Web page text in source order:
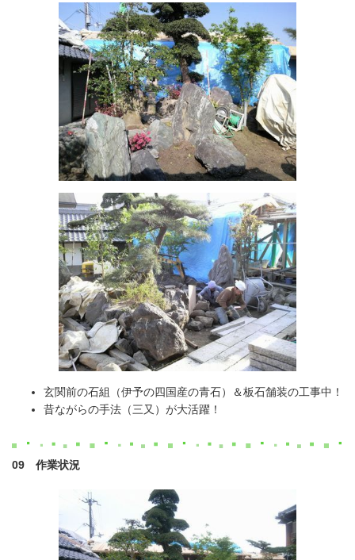
玄関前の石組（伊予の四国産の青石）＆板石舗装の工事中！
昔ながらの手法（三又）が大活躍！
09 作業状況